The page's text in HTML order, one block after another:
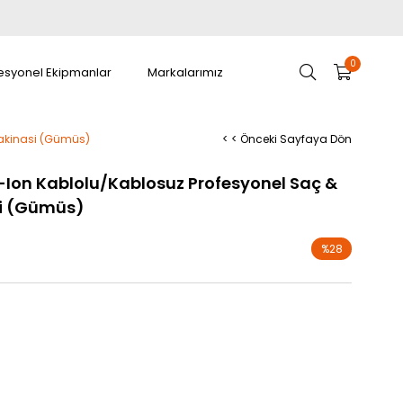
0
Ekipmanlar Markalarımız
(Gümüs) < < Önceki Sayfaya Dön
Kablolu/Kablosuz Profesyonel Saç &
(Gümüs)
%28